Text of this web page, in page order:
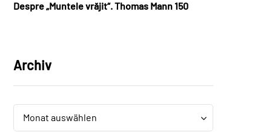
Despre „Muntele vrăjit“. Thomas Mann 150
Archiv
Archiv
Monat auswählen
Archiv